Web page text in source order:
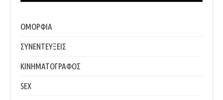
ΟΜΟΡΦΙΑ
ΣΥΝΕΝΤΕΥΞΕΙΣ
ΚΙΝΗΜΑΤΟΓΡΑΦΟΣ
SEX